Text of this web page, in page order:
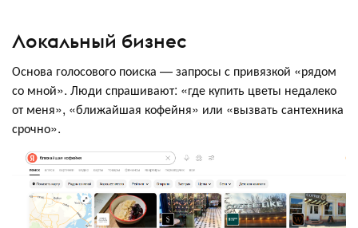
Локальный бизнес
Основа голосового поиска — запросы с привязкой «рядом
со мной». Люди спрашивают: «где купить цветы недалеко
от меня», «ближайшая кофейня» или «вызвать сантехника
срочно».